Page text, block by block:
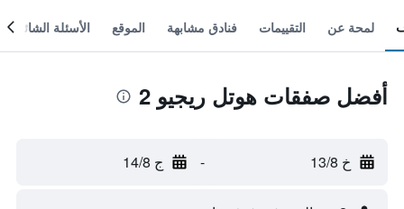
لمحة عن التقييمات فنادق مشابهة الموقع الأسئلة الشائعة
أفضل صفقات هوتل ريجيو 2
خ 13/8 - ج 14/8